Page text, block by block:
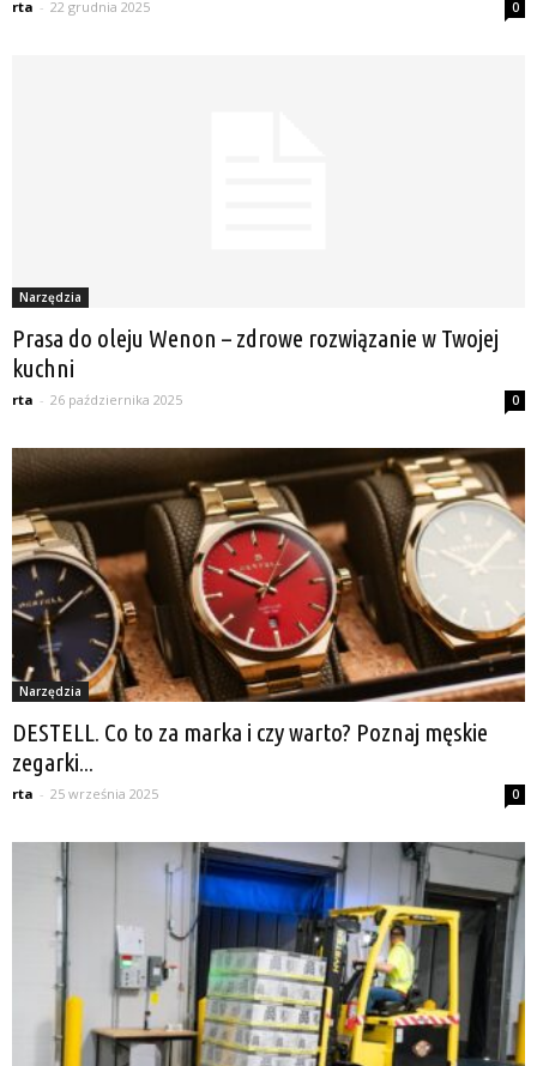
rta - 22 grudnia 2025 0
Narzędzia
Prasa do oleju Wenon – zdrowe rozwiązanie w Twojej
kuchni
rta - 26 października 2025 0
Narzędzia
DESTELL. Co to za marka i czy warto? Poznaj męskie
zegarki...
rta - 25 września 2025 0